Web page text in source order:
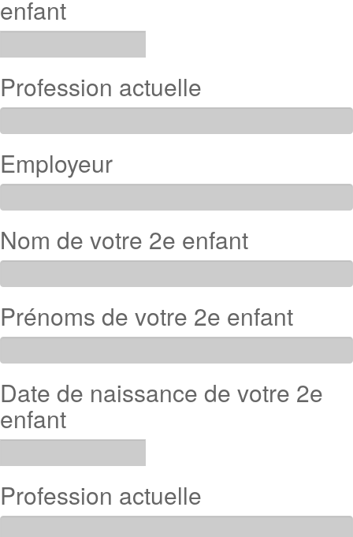
enfant
Profession actuelle
Employeur
Nom de votre 2e enfant
Prénoms de votre 2e enfant
Date de naissance de votre 2e
enfant
Profession actuelle